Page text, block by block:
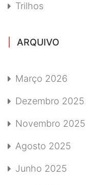
Trilhos
ARQUIVO
Março 2026
Dezembro 2025
Novembro 2025
Agosto 2025
Junho 2025